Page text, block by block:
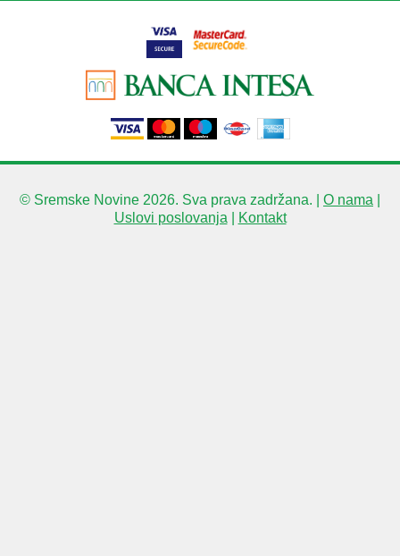
© Sremske Novine 2026. Sva prava zadržana. | O nama
Uslovi poslovanja| Kontakt